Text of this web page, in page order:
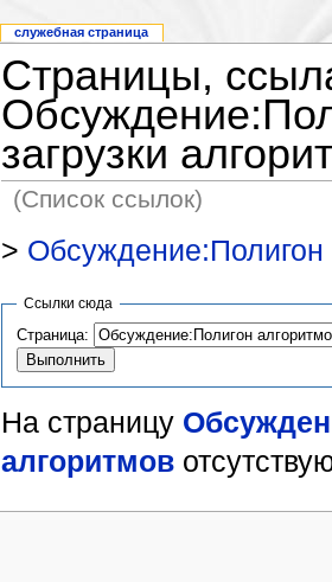
Страницы,
загрузки
(Список ссылок)
> Обсуждение:Полигон
Ссылки сюда
Страница:
На страницу
алгоритмов
служебная страница